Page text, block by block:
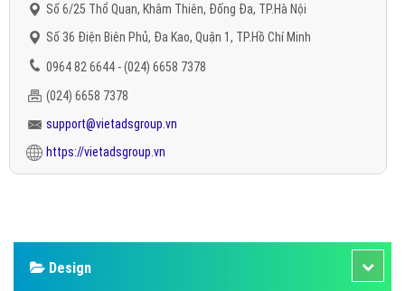
Số 6/25 Thổ Quan, Khâm Thiên, Đống Đa, TP.Hà Nội
Số 36 Điện Biên Phủ, Đa Kao, Quận 1, TP.Hồ Chí Minh
0964 82 6644 - (024) 6658 7378
(024) 6658 7378
support@vietadsgroup.vn
https://vietadsgroup.vn